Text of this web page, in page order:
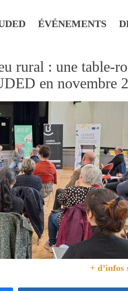
ÉVÉNEMENTS
rural : une table-
en novembre
+ d’infos